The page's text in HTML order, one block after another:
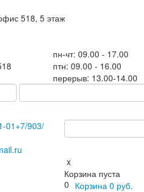
518, 5 этаж
пн-чт: 09.00 - 17.00
птн: 09.00 - 16.00
перерыв: 13.00-14.00
01+7/903/
x
Корзина пуста
0 Корзина 0 руб.